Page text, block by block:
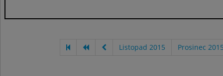
Listopad 2015 Prosinec